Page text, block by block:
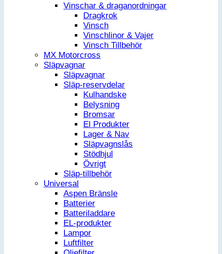
Vinschar & draganordningar
Dragkrok
Vinsch
Vinschlinor & Vajer
Vinsch Tillbehör
MX Motorcross
Släpvagnar
Släpvagnar
Släp-reservdelar
Kulhandske
Belysning
Bromsar
El Produkter
Lager & Nav
Släpvagnslås
Stödhjul
Övrigt
Släp-tillbehör
Universal
Aspen Bränsle
Batterier
Batteriladdare
EL-produkter
Lampor
Luftfilter